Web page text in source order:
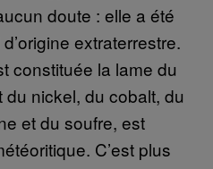
doute : elle a été
extraterrestre.
constituée la lame du
nickel, du cobalt, du
et du soufre, est
C’est plus